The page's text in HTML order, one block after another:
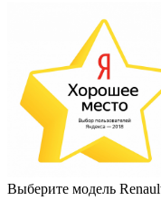
Выберите модель